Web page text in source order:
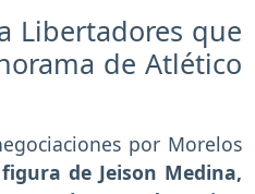
Libertadores que
de Atlético
por Morelos
de Jeison Medina,